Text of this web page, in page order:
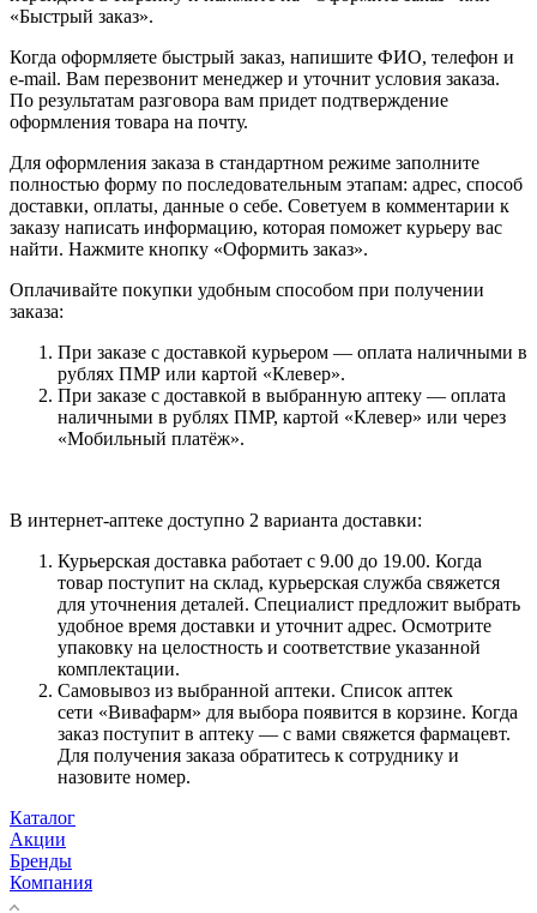
«Быстрый заказ».
Когда оформляете быстрый заказ, напишите ФИО, телефон и
e-mail. Вам перезвонит менеджер и уточнит условия заказа.
По результатам разговора вам придет подтверждение
оформления товара на почту.
Для оформления заказа в стандартном режиме заполните
полностью форму по последовательным этапам: адрес, способ
доставки, оплаты, данные о себе. Советуем в комментарии к
заказу написать информацию, которая поможет курьеру вас
найти. Нажмите кнопку «Оформить заказ».
Оплачивайте покупки удобным способом при получении
заказа:
При заказе с доставкой курьером — оплата наличными в
рублях ПМР или картой «Клевер».
При заказе с доставкой в выбранную аптеку — оплата
наличными в рублях ПМР, картой «Клевер» или через
«Мобильный платёж».
В интернет-аптеке доступно 2 варианта доставки:
Курьерская доставка работает с 9.00 до 19.00. Когда
товар поступит на склад, курьерская служба свяжется
для уточнения деталей. Специалист предложит выбрать
удобное время доставки и уточнит адрес. Осмотрите
упаковку на целостность и соответствие указанной
комплектации.
Самовывоз из выбранной аптеки. Список аптек
сети «Вивафарм» для выбора появится в корзине. Когда
заказ поступит в аптеку — с вами свяжется фармацевт.
Для получения заказа обратитесь к сотруднику и
назовите номер.
Каталог
Акции
Бренды
Компания